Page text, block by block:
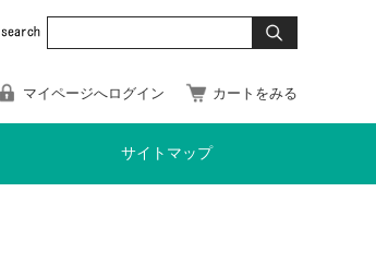
マイページへログイン カートをみる
サイトマップ